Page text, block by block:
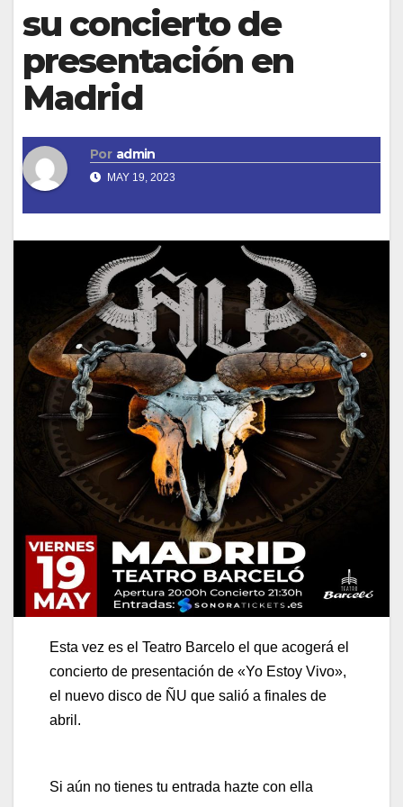
su concierto de
presentación en
Madrid
Por admin
MAY 19, 2023
Esta vez es el Teatro Barcelo el que acogerá el
concierto de presentación de «Yo Estoy Vivo»,
el nuevo disco de ÑU que salió a finales de
abril.
Si aún no tienes tu entrada hazte con ella